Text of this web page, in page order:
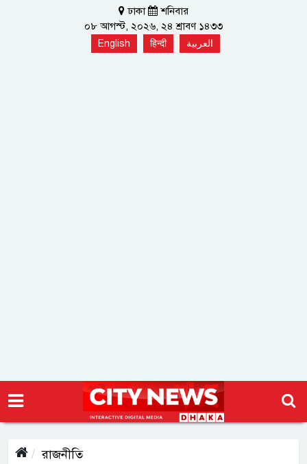
ঢাকা
শনিবার
০৮ আগস্ট, ২০২৬, ২৪ শ্রাবণ ১৪৩৩
English हिन्दी العربية
রাজনীতি